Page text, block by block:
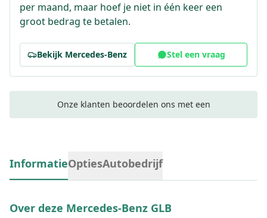
per maand, maar hoef je niet in één keer een
groot bedrag te betalen.
Bekijk Mercedes-Benz Stel een vraag
Onze klanten beoordelen ons met een
InformatieOptiesAutobedrijf
Over deze Mercedes-Benz GLB